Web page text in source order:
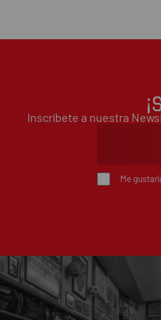
Inscríbete a nuestra
Me